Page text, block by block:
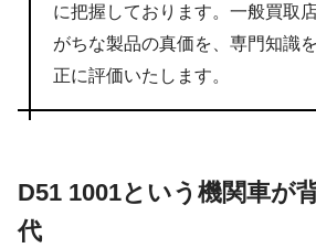
に把握しております。一般買取
がちな製品の真価を、専門知識
正に評価いたします。
D51 1001という機関車が
代